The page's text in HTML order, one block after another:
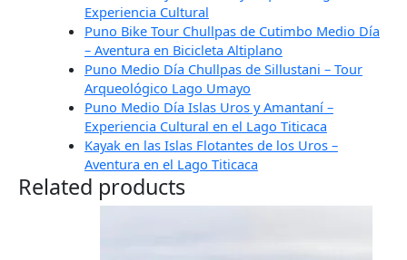
Experiencia Cultural
Puno Bike Tour Chullpas de Cutimbo Medio Día
– Aventura en Bicicleta Altiplano
Puno Medio Día Chullpas de Sillustani – Tour
Arqueológico Lago Umayo
Puno Medio Día Islas Uros y Amantaní –
Experiencia Cultural en el Lago Titicaca
Kayak en las Islas Flotantes de los Uros –
Aventura en el Lago Titicaca
Related products